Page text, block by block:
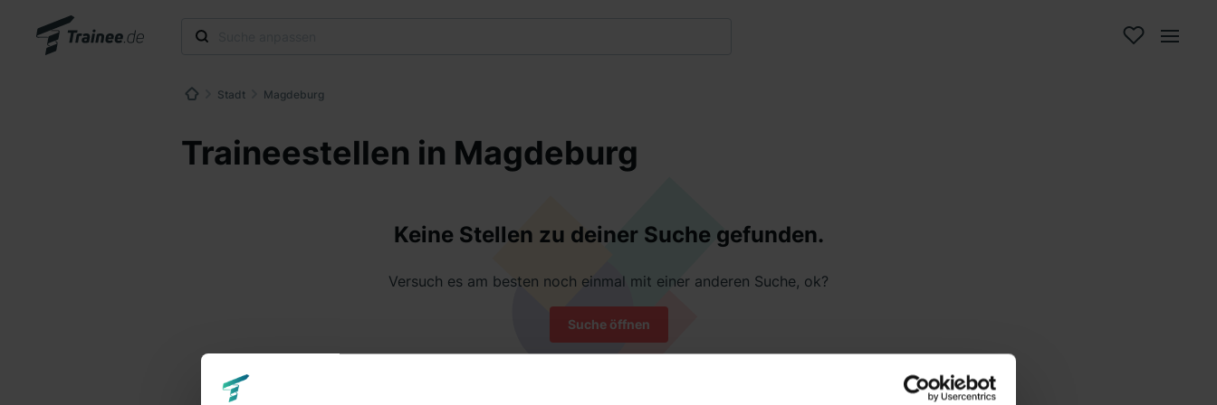
Stadt Magdeburg
Traineestellen in Magdeburg
Keine Stellen zu deiner Suche gefunden.
Versuch es am besten noch einmal mit einer anderen Suche, ok?
Suche öffnen